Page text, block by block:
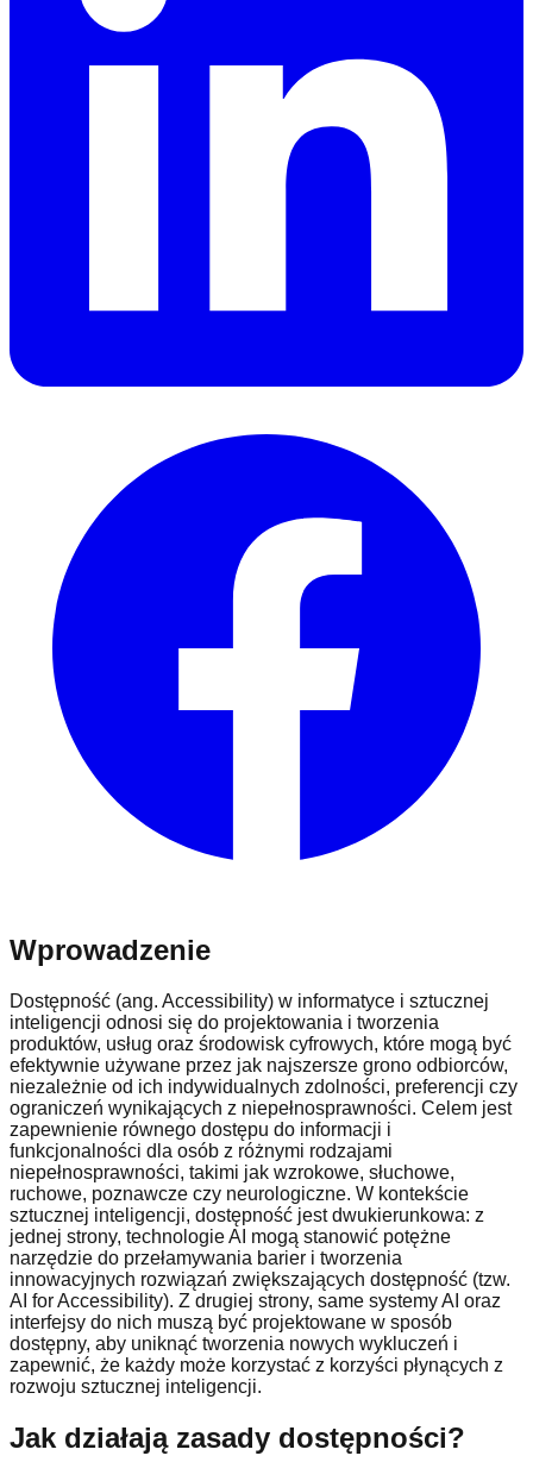
Wprowadzenie
Dostępność (ang. Accessibility) w informatyce i sztucznej
inteligencji odnosi się do projektowania i tworzenia
produktów, usług oraz środowisk cyfrowych, które mogą być
efektywnie używane przez jak najszersze grono odbiorców,
niezależnie od ich indywidualnych zdolności, preferencji czy
ograniczeń wynikających z niepełnosprawności. Celem jest
zapewnienie równego dostępu do informacji i
funkcjonalności dla osób z różnymi rodzajami
niepełnosprawności, takimi jak wzrokowe, słuchowe,
ruchowe, poznawcze czy neurologiczne. W kontekście
sztucznej inteligencji, dostępność jest dwukierunkowa: z
jednej strony, technologie AI mogą stanowić potężne
narzędzie do przełamywania barier i tworzenia
innowacyjnych rozwiązań zwiększających dostępność (tzw.
AI for Accessibility). Z drugiej strony, same systemy AI oraz
interfejsy do nich muszą być projektowane w sposób
dostępny, aby uniknąć tworzenia nowych wykluczeń i
zapewnić, że każdy może korzystać z korzyści płynących z
rozwoju sztucznej inteligencji.
Jak działają zasady dostępności?